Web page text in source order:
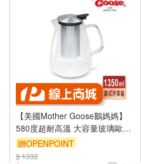
【美國Mother Goose鵝媽媽】
580度超耐高溫 大容量玻璃歐式
沖茶壺 1350ml
贈OPENPOINT
$ 1332